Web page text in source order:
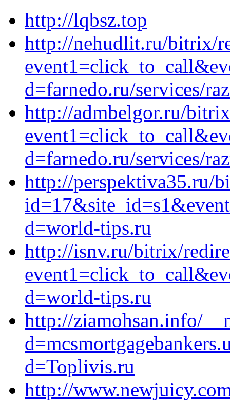
http://lqbsz.top
http://nehudlit.ru/bitrix/
d=farnedo.ru/services/
http://admbelgor.ru/
d=farnedo.ru/services/
http://perspektiva35.ru/
d=world-tips.ru
http://isnv.ru/bitrix/
d=world-tips.ru
http://ziamohsan.info/
d=Toplivis.ru
http://